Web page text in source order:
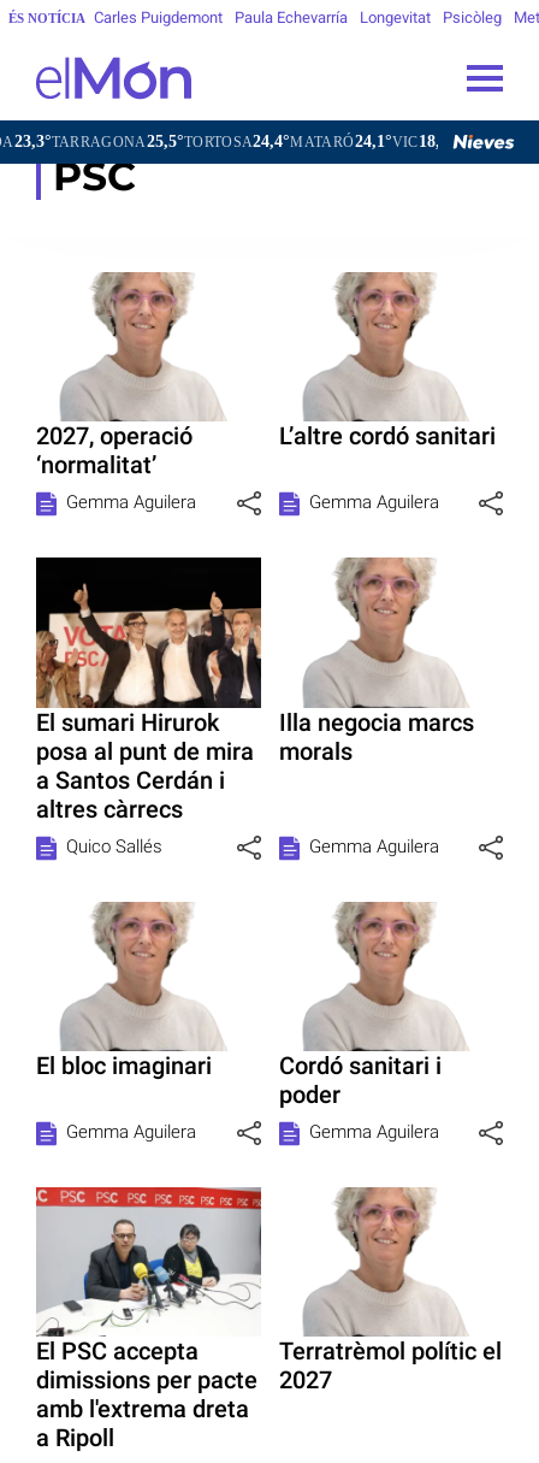
ÉS NOTÍCIA Carles Puigdemont Paula Echevarría Longevitat Psicòleg
TARRAGONA25,5°TORTOSA24,4°MATARÓ24,1°VIC18,9°VILAFRANCA
PSC
2027, operació
‘normalitat’
Gemma Aguilera
L’altre cordó sanitari
Gemma Aguilera
El sumari Hirurok
posa al punt de mira
a Santos Cerdán i
altres càrrecs
Quico Sallés
Illa negocia marcs
morals
Gemma Aguilera
El bloc imaginari
Gemma Aguilera
Cordó sanitari i
poder
Gemma Aguilera
El PSC accepta
dimissions per pacte
amb l'extrema dreta
a Ripoll
Terratrèmol polític el
2027